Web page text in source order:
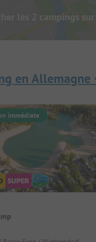
les 2 campings
en Allemagne
immédiate